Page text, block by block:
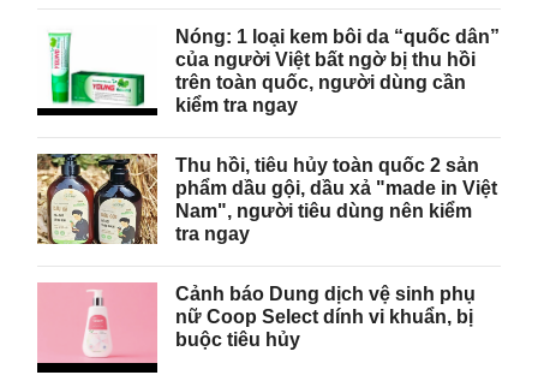
Nóng: 1 loại kem bôi da “quốc dân”
của người Việt bất ngờ bị thu hồi
trên toàn quốc, người dùng cần
kiểm tra ngay
Thu hồi, tiêu hủy toàn quốc 2 sản
phẩm dầu gội, dầu xả "made in Việt
Nam", người tiêu dùng nên kiểm
tra ngay
Cảnh báo Dung dịch vệ sinh phụ
nữ Coop Select dính vi khuẩn, bị
buộc tiêu hủy